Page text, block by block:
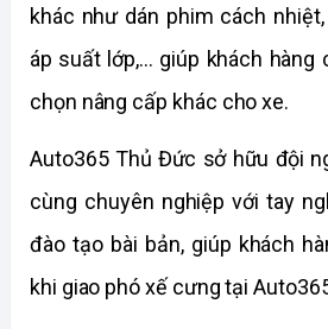
khác như dán phim cách nhiệt,
áp suất lớp,... giúp khách
chọn nâng cấp khác cho xe.
Auto365 Thủ Đức sở hữu đội
cùng chuyên nghiệp với tay
đào tạo bài bản, giúp khách
khi giao phó xế cưng tại